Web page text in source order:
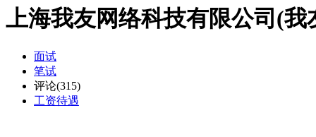
上海我友网络科技有限公司(我
面试
笔试
评论(315)
工资待遇